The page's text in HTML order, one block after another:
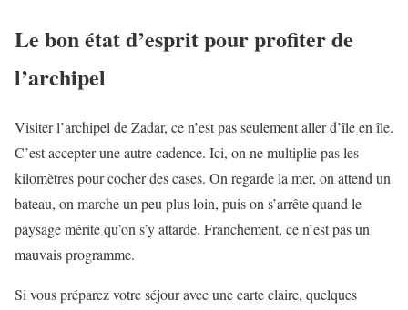
Le bon état d’esprit pour profiter de
l’archipel
Visiter l’archipel de Zadar, ce n’est pas seulement aller d’île en île.
C’est accepter une autre cadence. Ici, on ne multiplie pas les
kilomètres pour cocher des cases. On regarde la mer, on attend un
bateau, on marche un peu plus loin, puis on s’arrête quand le
paysage mérite qu’on s’y attarde. Franchement, ce n’est pas un
mauvais programme.
Si vous préparez votre séjour avec une carte claire, quelques